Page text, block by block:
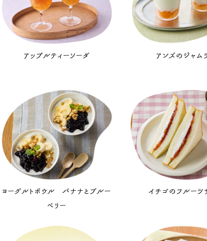
アップルティーソーダ アンズのジャム
ヨーグルトボウル バナナとブルー
ベリー
イチゴのフルーツ